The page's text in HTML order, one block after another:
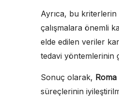
Ayrıca, bu kriterlerin
çalışmalara önemli
elde edilen veriler
tedavi yöntemlerinin
Sonuç olarak,
süreçlerinin